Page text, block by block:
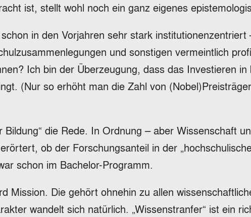
ist, stellt wohl noch ein ganz eigenes
in den Vorjahren sehr stark institutionenzentriert
und sonstigen vermeintlich
Ich bin der Überzeugung, dass das Investieren in
(Nur so erhöht man die Zahl von
Bildung“ die Rede. In Ordnung – aber Wissenschaft
ob der Forschungsanteil in der
schon im Bachelor-Programm.
Mission. Die gehört ohnehin zu allen
wandelt sich natürlich. „Wissenstranfer“ ist ein